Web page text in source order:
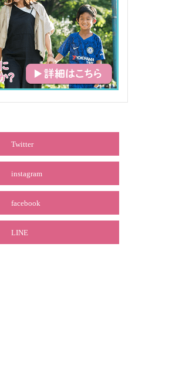
Twitter
instagram
facebook
LINE